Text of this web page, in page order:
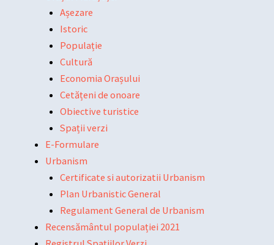
Așezare
Istoric
Populație
Cultură
Economia Orașului
Cetățeni de onoare
Obiective turistice
Spații verzi
E-Formulare
Urbanism
Certificate si autorizatii Urbanism
Plan Urbanistic General
Regulament General de Urbanism
Recensământul populației 2021